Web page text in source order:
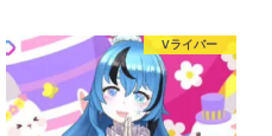
Vライバー